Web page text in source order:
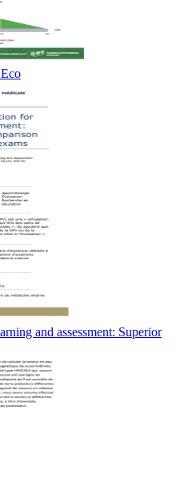
and assessment: Superior